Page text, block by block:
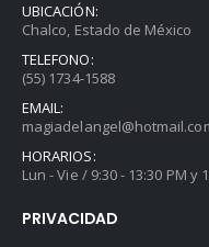
UBICACIÓN:
Chalco, Estado de México
TELEFONO:
(55) 1734-1588
EMAIL:
HORARIOS:
Lun - Vie / 9:30 - 13:30 PM y
PRIVACIDAD